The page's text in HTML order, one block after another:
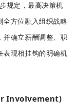
规定，最高决策机
全方位融入组织战略
并确立薪酬调整、职
表现相挂钩的明确机
Involvement)